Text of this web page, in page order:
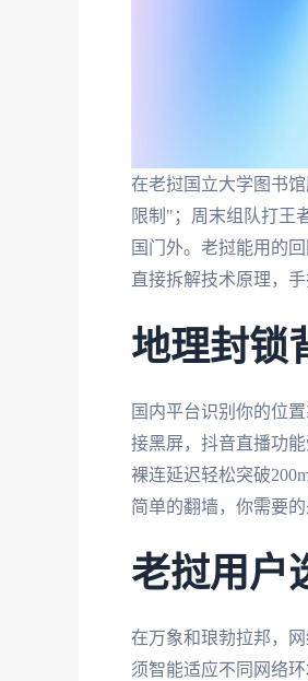
在老挝国立大学图书
限制"；周末组队打王
国门外。老挝能用的
直接拆解技术原理，
地理封锁
国内平台识别你的位
接黑屏，抖音直播功
裸连延迟轻松突破
简单的翻墙，你需要
老挝用户
在万象和琅勃拉邦，
须智能适应不同网络